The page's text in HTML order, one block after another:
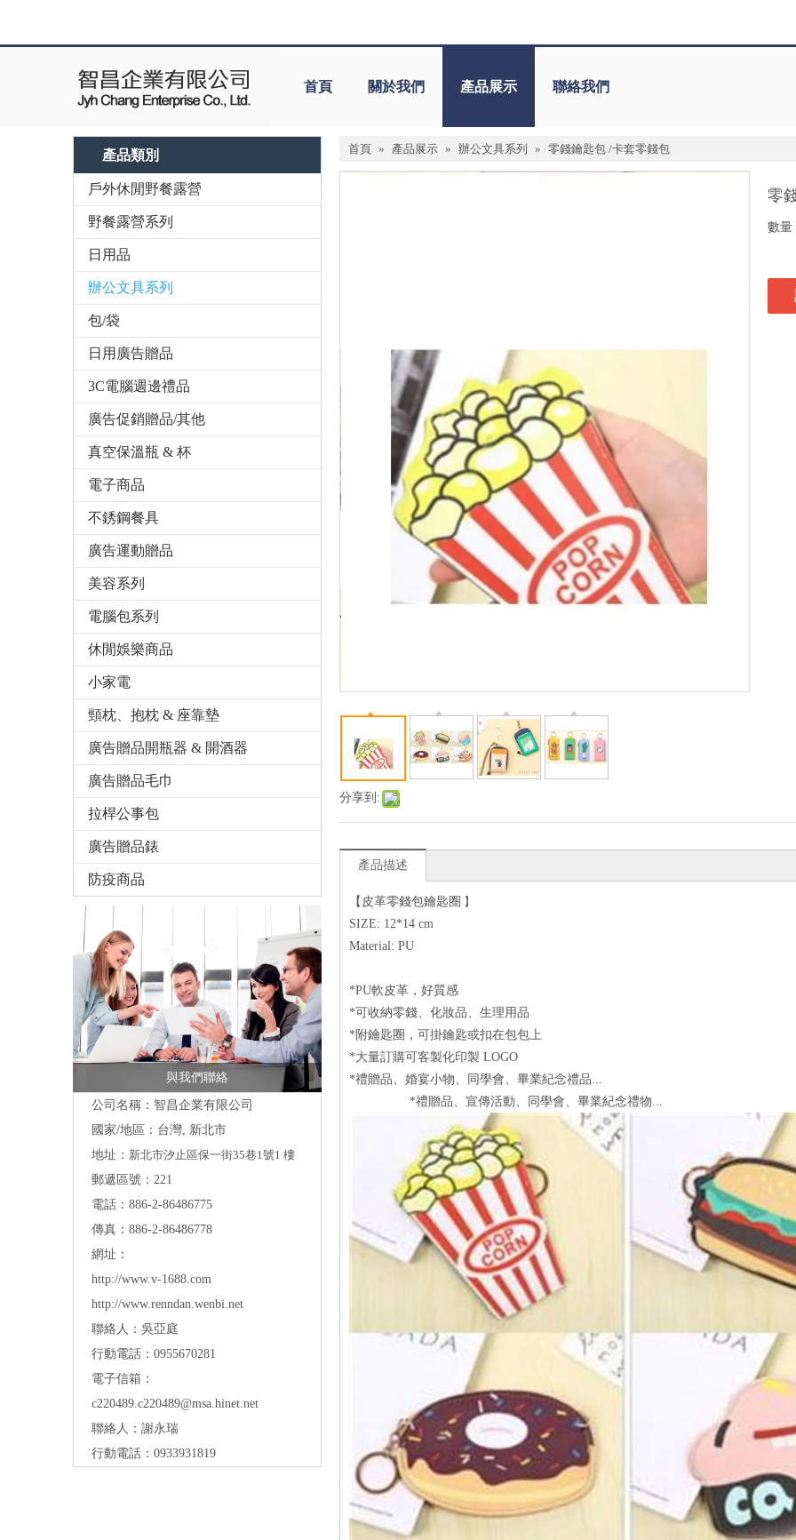
首頁 關於我們 產品展示 聯絡我們
產品類別
戶外休閒野餐露營
野餐露營系列
日用品
辦公文具系列
包/袋
日用廣告贈品
3C電腦週邊禮品
廣告促銷贈品/其他
真空保溫瓶 & 杯
電子商品
不銹鋼餐具
廣告運動贈品
美容系列
電腦包系列
休閒娛樂商品
小家電
頸枕、抱枕 & 座靠墊
廣告贈品開瓶器 & 開酒器
廣告贈品毛巾
拉桿公事包
廣告贈品錶
防疫商品
與我們聯絡
公司名稱：智昌企業有限公司
國家/地區：台灣, 新北市
地址： 新北市汐止區保一街35巷1號1 樓
郵遞區號：221
電話：886-2-86486775
傳真：886-2-86486778
網址：
http://www.v-1688.com
http://www.renndan.wenbi.net
聯絡人：吳亞庭
行動電話：0955670281
電子信箱：
c220489.c220489@msa.hinet.net
聯絡人：謝永瑞
行動電話：0933931819
首頁 » 產品展示 » 辦公文具系列 » 零錢鑰匙包 /卡套零錢包
分享到:
零
數量
產品描述
【 皮革零錢包鑰匙圈 】
SIZE: 12*14 cm
Material: PU
*PU軟皮革，好質感
*可收納零錢、化妝品、生理用品
*附鑰匙圈，可掛鑰匙或扣在包包上
*大量訂購可客製化印製 LOGO
*禮贈品、婚宴小物、同學會、畢業紀念禮品...
*禮贈品、宣傳活動、同學會、畢業紀念禮物...